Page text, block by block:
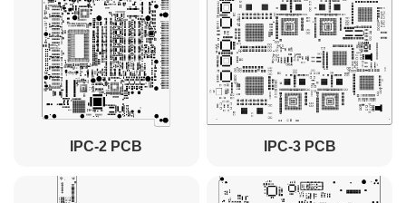
IPC-2 PCB IPC-3 PCB